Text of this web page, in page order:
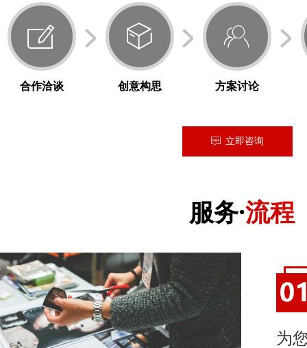
合作洽谈
ꂐ
创意构思
ꁦ
方案讨论
ꁘ
ꁳ 立即咨询
为
服务·流程